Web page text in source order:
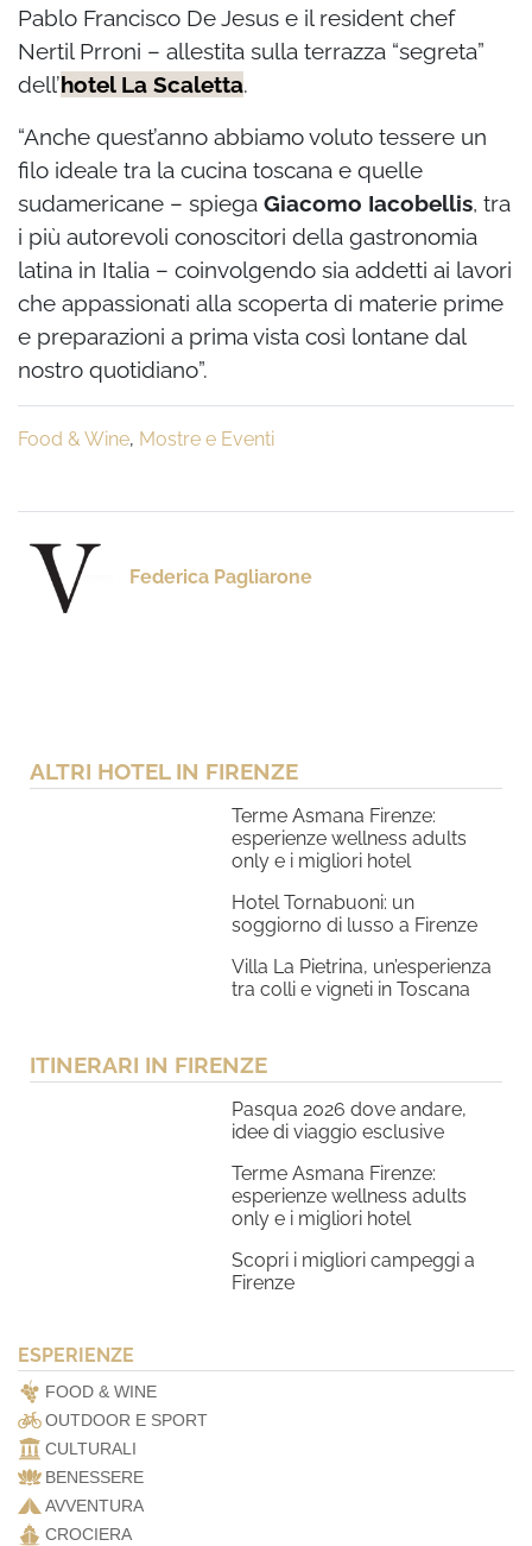
Pablo Francisco De Jesus e il resident chef
Nertil Prroni – allestita sulla terrazza “segreta”
dell’hotel La Scaletta.
“Anche quest’anno abbiamo voluto tessere un
filo ideale tra la cucina toscana e quelle
sudamericane – spiega Giacomo Iacobellis, tra
i più autorevoli conoscitori della gastronomia
latina in Italia – coinvolgendo sia addetti ai lavori
che appassionati alla scoperta di materie prime
e preparazioni a prima vista così lontane dal
nostro quotidiano”.
Food & Wine, Mostre e Eventi
Federica Pagliarone
ALTRI HOTEL IN FIRENZE
Terme Asmana Firenze:
esperienze wellness adults
only e i migliori hotel
Hotel Tornabuoni: un
soggiorno di lusso a Firenze
Villa La Pietrina, un’esperienza
tra colli e vigneti in Toscana
ITINERARI IN FIRENZE
Pasqua 2026 dove andare,
idee di viaggio esclusive
Terme Asmana Firenze:
esperienze wellness adults
only e i migliori hotel
Scopri i migliori campeggi a
Firenze
ESPERIENZE
FOOD & WINE
OUTDOOR E SPORT
CULTURALI
BENESSERE
AVVENTURA
CROCIERA